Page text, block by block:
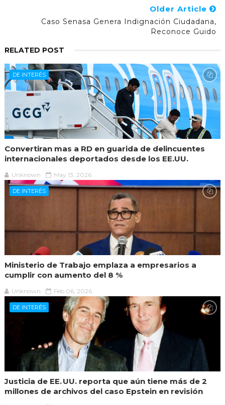
Older Article
Caso Senasa Genera Indignación Ciudadana,
Reconoce Guido
RELATED POST
DE INTERÉS
Convertiran mas a RD en guarida de delincuentes
internacionales deportados desde los EE.UU.
Unknown May 13, 2026
DE INTERÉS
Ministerio de Trabajo emplaza a empresarios a
cumplir con aumento del 8 %
Unknown Feb 06, 2026
DE INTERÉS
Justicia de EE. UU. reporta que aún tiene más de 2
millones de archivos del caso Epstein en revisión